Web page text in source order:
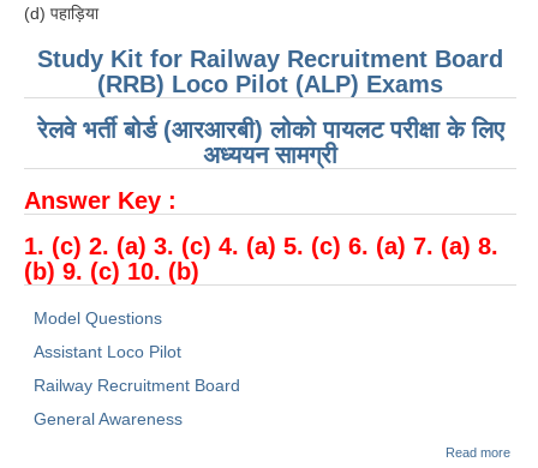
(d) पहाड़िया
Study Kit for Railway Recruitment Board
(RRB) Loco Pilot (ALP) Exams
रेलवे भर्ती बोर्ड (आरआरबी) लोको पायलट परीक्षा के लिए
अध्ययन सामग्री
Answer Key :
1. (c) 2. (a) 3. (c) 4. (a) 5. (c) 6. (a) 7. (a) 8.
(b) 9. (c) 10. (b)
Model Questions
Assistant Loco Pilot
Railway Recruitment Board
General Awareness
Read more